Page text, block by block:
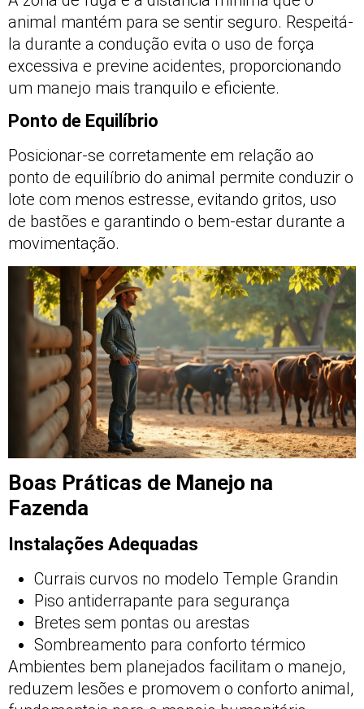
animal mantém para se sentir seguro. Respeitá-
la durante a condução evita o uso de força
excessiva e previne acidentes, proporcionando
um manejo mais tranquilo e eficiente.
Ponto de Equilíbrio
Posicionar-se corretamente em relação ao
ponto de equilíbrio do animal permite conduzir o
lote com menos estresse, evitando gritos, uso
de bastões e garantindo o bem-estar durante a
movimentação.
Boas Práticas de Manejo na
Fazenda
Instalações Adequadas
Currais curvos no modelo Temple Grandin
Piso antiderrapante para segurança
Bretes sem pontas ou arestas
Sombreamento para conforto térmico
Ambientes bem planejados facilitam o manejo,
reduzem lesões e promovem o conforto animal,